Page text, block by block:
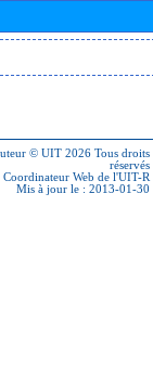
© UIT 2026 Tous droits
réservés
Coordinateur Web de l'UIT-R
Mis à jour le : 2013-01-30